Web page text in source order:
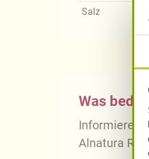
Salz
Was
Informieren
Alnatura